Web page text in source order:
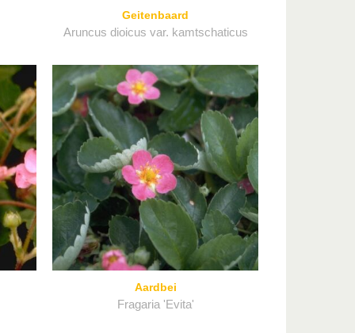
Geitenbaard
Aruncus dioicus var. kamtschaticus
Aardbei
Fragaria 'Evita'